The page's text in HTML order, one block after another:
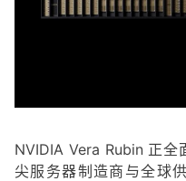
NVIDIA Vera Rubin 正
尖服务器制造商与全球